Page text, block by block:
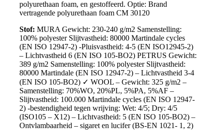
polyurethaan foam, en gestoffeerd. Optie: Brand
vertragende polyurethaan foam CM 30120
Stof: MURA Gewicht: 230-240 g/m2 Samenstelling:
100% polyester Slijtvastheid: 80000 Martindale cycles
(EN ISO 12947-2) -Pluisvastheid: 4-5 (EN ISO12945-2)
– Lichtvastheid 6 (EN ISO 105-BO2) PETRUS Gewicht:
389 g/m2 Samenstelling: 100% polyester Slijtvastheid:
80000 Martindale (EN ISO 12947-2) – Lichtvastheid 3-4
(EN ISO 105-BO2) ✓ WOOL – Gewicht: 325 g/m2 –
Samenstelling: 70%WO, 20%PL, 5%PA, 5%AF –
Slijtvastheid: 100.000 Martindale cycles (EN ISO 12947-
2) -bestendigheid tegen wrijving: Wet: 4/5; Dry: 4/5
(ISO105 – X12) – Lichtvastheid: 5 (EN ISO 105-BO2) –
Ontvlambaarheid – sigaret en lucifer (BS-EN 1021- 1, 2)